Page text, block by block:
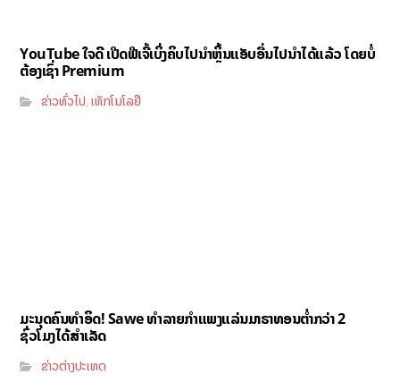
YouTube ໃຈດີ ເປີດຟີເຈີ້ເບິ່ງຄິບໄປນຳຫຼິ້ນແອັບອື່ນໄປນຳໄດ້ແລ້ວ ໂດຍບໍ່
ຕ້ອງເຊົ່າ Premium
ຂ່າວທົ່ວໄປ,ເທັກໂນໂລຢີ
ມະນຸດຄົນທຳອິດ! Sawe ທຳລາຍກຳແພງແລ່ນມາຣາທອນຕ່ຳກວ່າ 2
ຊົ່ວໂມງໄດ້ສຳເລັດ
ຂ່າວຕ່າງປະເທດ